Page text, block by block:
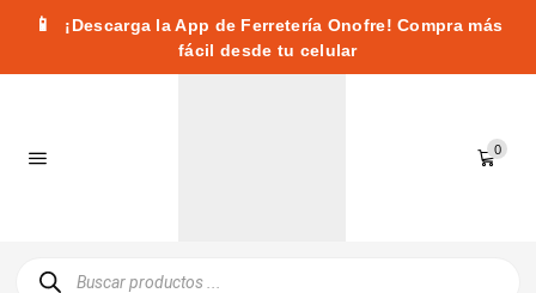
📱
¡Descarga la App de Ferretería Onofre! Compra más
fácil desde tu celular
0